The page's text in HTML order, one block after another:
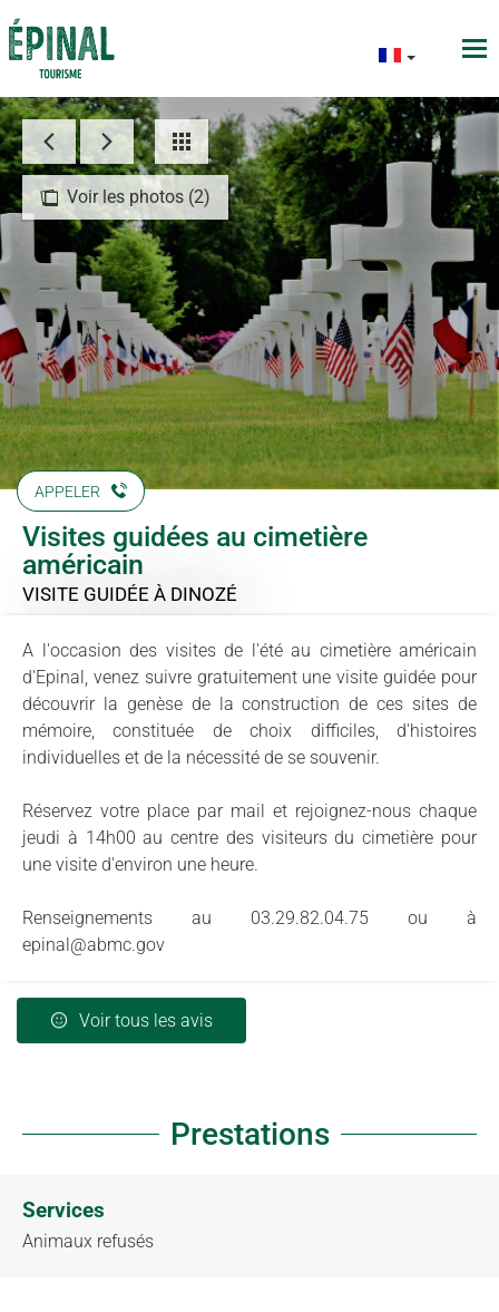
Voir les photos (2)
APPELER
Visites guidées au cimetière
américain
VISITE GUIDÉE À DINOZÉ
A l'occasion des visites de l'été au cimetière américain
d'Epinal, venez suivre gratuitement une visite guidée pour
découvrir la genèse de la construction de ces sites de
mémoire, constituée de choix difficiles, d'histoires
individuelles et de la nécessité de se souvenir.
Réservez votre place par mail et rejoignez-nous chaque
jeudi à 14h00 au centre des visiteurs du cimetière pour
une visite d'environ une heure.
Renseignements au 03.29.82.04.75 ou à
epinal@abmc.gov
Voir tous les avis
Prestations
Services
Animaux refusés